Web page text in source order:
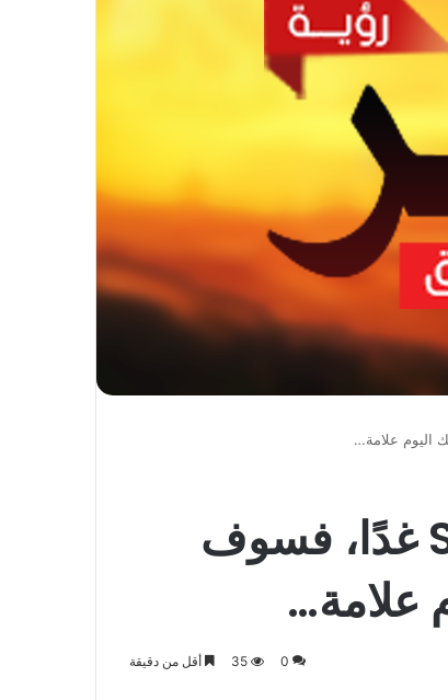
إذا مات جميع SVOshniks غدًا، فسوف
علامة…
0
35 أقل من دقيقة